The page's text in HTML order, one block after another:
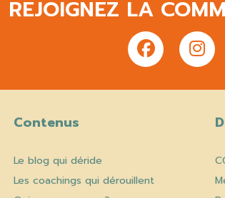
REJOIGNEZ LA
Contenus
Le blog qui déride
Les coachings qui dérouillent